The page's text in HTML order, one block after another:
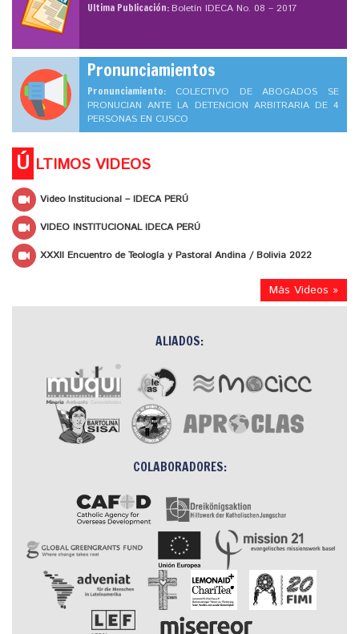
Ultima Publicación:Boletín IDECA No. 08 – 2017
Pronunciamientos
Pronunciamiento: COLECTIVO DE ABOGADOS SE
PRONUCIAN ANTE LA DETENCION ARBITRARIA DE 4
PERSONAS EN CUSCO
Ú LTIMOS VIDEOS
Video Institucional – IDECA PERÚ
VIDEO INSTITUCIONAL IDECA PERÚ
XXXII Encuentro de Teología y Pastoral Andina / Bolivia 2022
Más Videos »
ALIADOS:
COLABORADORES: